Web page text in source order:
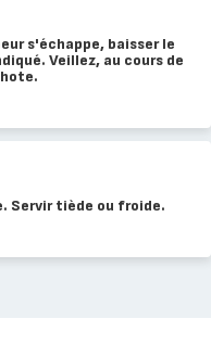
s'échappe, baisser le
Veillez, au cours de
Servir tiède ou froide.